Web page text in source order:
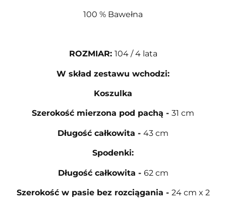
100 % Bawełna
ROZMIAR: 104 / 4 lata
W skład zestawu wchodzi:
Koszulka
Szerokość mierzona pod pachą - 31 cm
Długość całkowita - 43 cm
Spodenki:
Długość całkowita - 62 cm
Szerokość w pasie bez rozciągania - 24 cm x 2